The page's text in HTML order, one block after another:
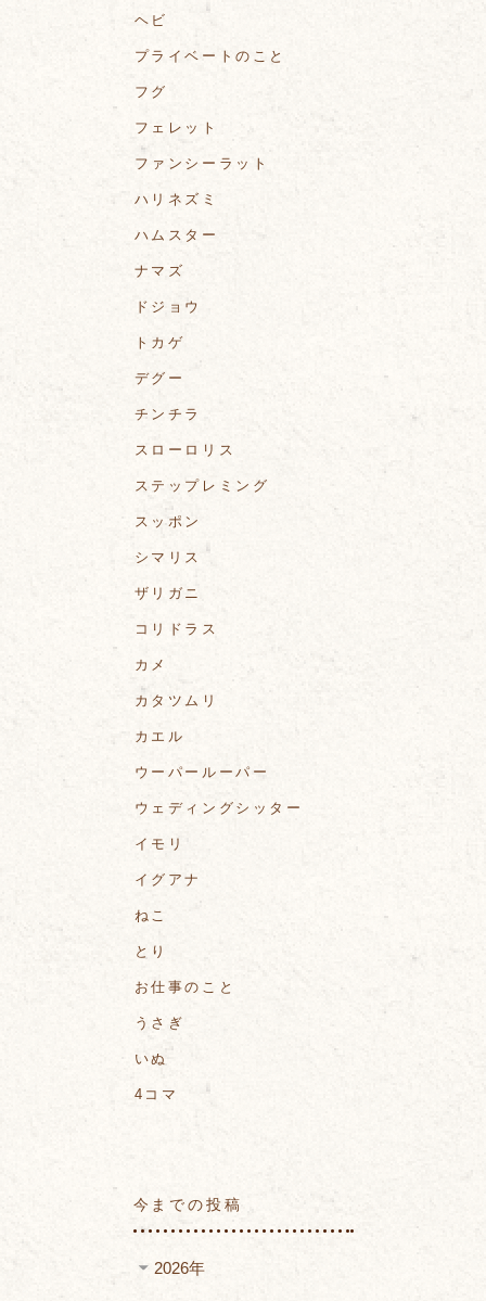
ヘビ
プライベートのこと
フグ
フェレット
ファンシーラット
ハリネズミ
ハムスター
ナマズ
ドジョウ
トカゲ
デグー
チンチラ
スローロリス
ステップレミング
スッポン
シマリス
ザリガニ
コリドラス
カメ
カタツムリ
カエル
ウーパールーパー
ウェディングシッター
イモリ
イグアナ
ねこ
とり
お仕事のこと
うさぎ
いぬ
4コマ
今までの投稿
2026年